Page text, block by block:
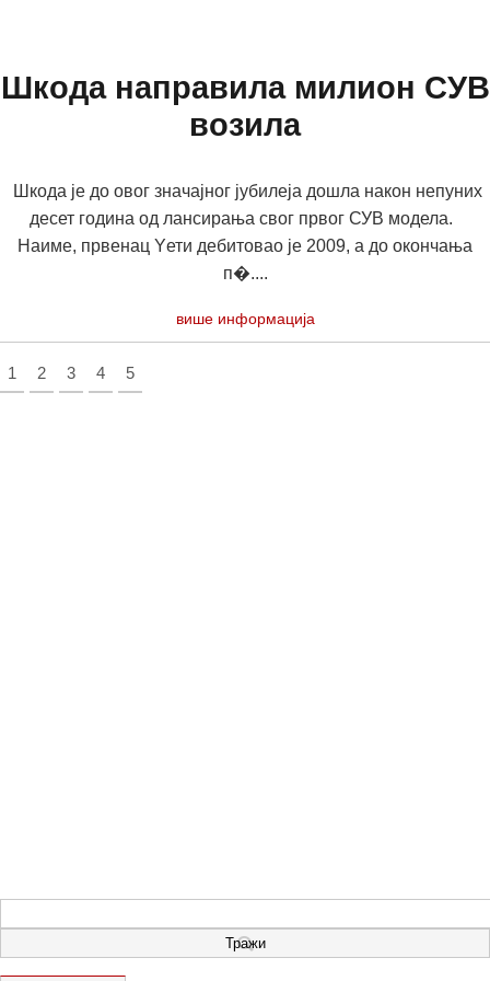
Шкода направила милион СУВ
возила
Шкода је до овог значајног јубилеја дошла након непуних
десет година од лансирања свог првог СУВ модела.
Наиме, првенац Yети дебитовао је 2009, а до окончања
п�....
више информација
1 2 3 4 5